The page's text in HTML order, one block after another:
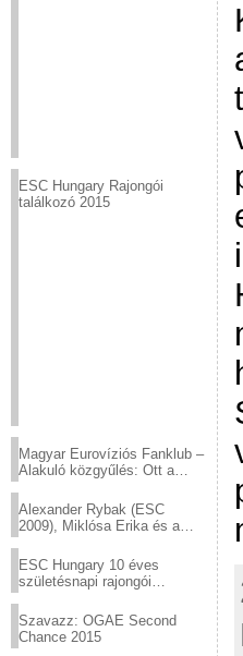
ESC Hungary Rajongói
találkozó 2015
Magyar Eurovíziós Fanklub –
Alakuló közgyűlés: Ott a
Alexander Rybak (ESC
2009), Miklósa Erika és a
sztárjai a Margitszigeten
ESC Hungary 10 éves
születésnapi rajongói
Szavazz: OGAE Second
Chance 2015